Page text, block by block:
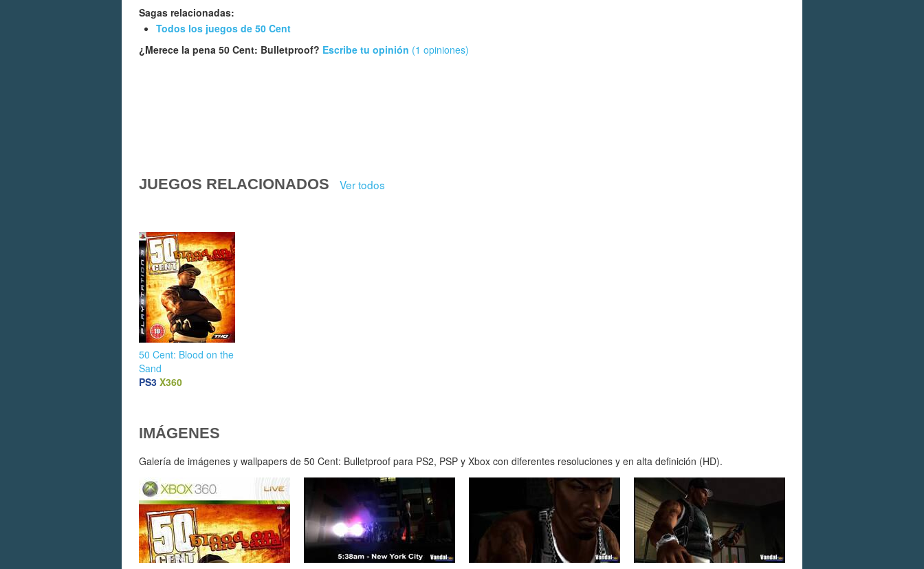
Sagas relacionadas:
Todos los juegos de 50 Cent
¿Merece la pena 50 Cent: Bulletproof? Escribe tu opinión (1 opiniones)
JUEGOS RELACIONADOS Ver todos
50 Cent: Blood on the
Sand
PS3 X360
IMÁGENES
Galería de imágenes y wallpapers de 50 Cent: Bulletproof para PS2, PSP y Xbox con diferentes resoluciones y en alta definición (HD).